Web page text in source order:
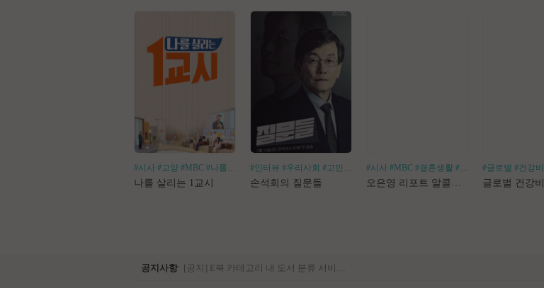
#시사 #교양 #MBC #나를살리는
나를 살리는 1교시
#인터뷰 #우리사회 #고민거리 #분야별
손석희의 질문들
#시사 #MBC #결혼생활 #알코올중독 #글로벌 #건강
공지사항
[공지] 사이트 내 장기 콘텐츠 정리 작업 진행